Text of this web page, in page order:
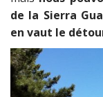
de la Sierra
en vaut le